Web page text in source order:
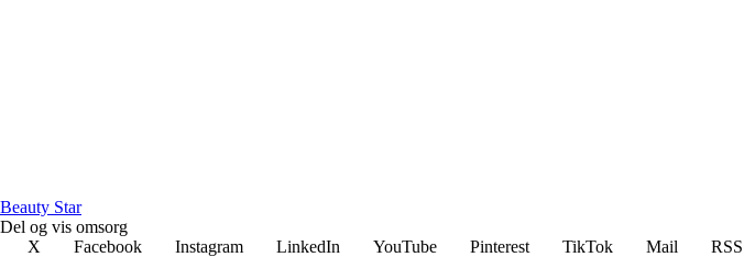
Beauty Star
Del og vis omsorg
X
Facebook Instagram LinkedIn YouTube Pinterest TikTok Mail
RSS